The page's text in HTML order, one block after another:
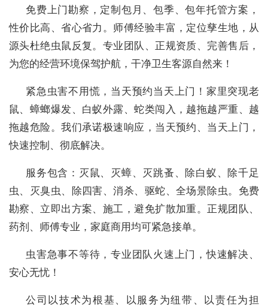
免费上门勘察，定制包月、包季、包年托管方案，
性价比高、省心省力。师傅经验丰富，定位孳生地，从
源头杜绝虫鼠反复。专业团队、正规资质、完善售后，
为您的经营环境保驾护航，干净卫生客源自然来！
紧急虫害不用慌，当天预约当天上门！家里突现老
鼠、蟑螂爆发、白蚁外露、蛇类闯入，越拖越严重、越
拖越危险。我们承诺极速响应，当天预约、当天上门，
快速控制、彻底解决。
服务包含：灭鼠、灭蟑、灭跳蚤、除白蚁、除千足
虫、灭臭虫、除四害、消杀、驱蛇、全场景除虫。免费
勘察、立即出方案、施工，避免扩散加重。正规团队、
药剂、师傅专业，家庭商用均可紧急接单。
虫害急事不等待，专业团队火速上门，快速解决、
安心无忧！
公司以技术为根基、以服务为纽带、以责任为担